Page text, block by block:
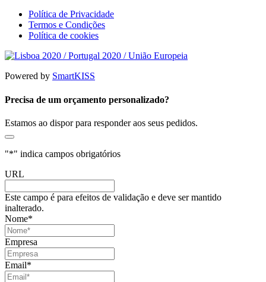
Política de Privacidade
Termos e Condições
Política de cookies
Powered by SmartKISS
Precisa de um orçamento personalizado?
Estamos ao dispor para responder aos seus pedidos.
"*" indica campos obrigatórios
URL
Este campo é para efeitos de validação e deve ser mantido
inalterado.
Nome*
Empresa
Email*